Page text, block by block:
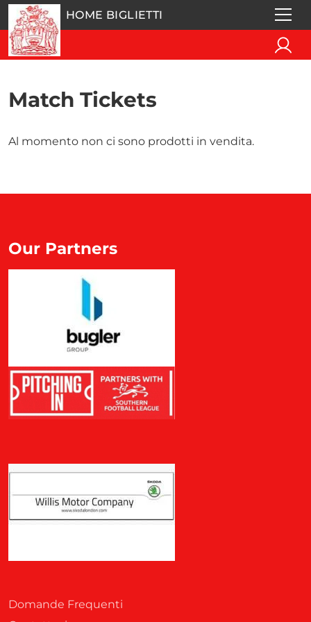
HOME BIGLIETTI
Match Tickets
Al momento non ci sono prodotti in vendita.
Domande Frequenti
Our Partners